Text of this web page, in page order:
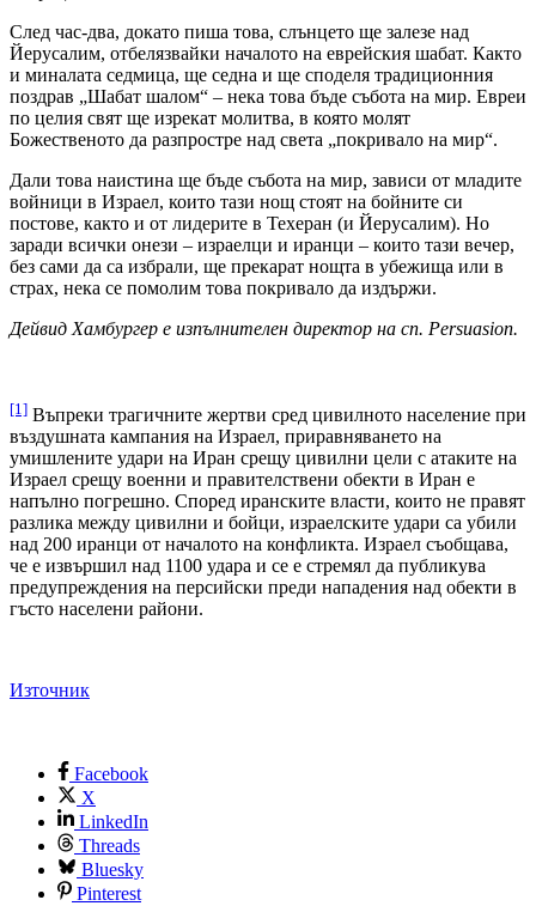
След час-два, докато пиша това, слънцето ще залезе над
Йерусалим, отбелязвайки началото на еврейския шабат. Както
и миналата седмица, ще седна и ще споделя традиционния
поздрав „Шабат шалом“ – нека това бъде събота на мир. Евреи
по целия свят ще изрекат молитва, в която молят
Божественото да разпростре над света „покривало на мир“.
Дали това наистина ще бъде събота на мир, зависи от младите
войници в Израел, които тази нощ стоят на бойните си
постове, както и от лидерите в Техеран (и Йерусалим). Но
заради всички онези – израелци и иранци – които тази вечер,
без сами да са избрали, ще прекарат нощта в убежища или в
страх, нека се помолим това покривало да издържи.
Дейвид Хамбургер е изпълнителен директор на сп. Persuasion.
[1] Въпреки трагичните жертви сред цивилното население при
въздушната кампания на Израел, приравняването на
умишлените удари на Иран срещу цивилни цели с атаките на
Израел срещу военни и правителствени обекти в Иран е
напълно погрешно. Според иранските власти, които не правят
разлика между цивилни и бойци, израелските удари са убили
над 200 иранци от началото на конфликта. Израел съобщава,
че е извършил над 1100 удара и се е стремял да публикува
предупреждения на персийски преди нападения над обекти в
гъсто населени райони.
Източник
Facebook
X
LinkedIn
Threads
Bluesky
Pinterest